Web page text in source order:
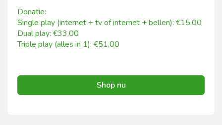
Donatie:
Single play (internet + tv of internet + bellen): €15,00
Dual play: €33,00
Triple play (alles in 1): €51,00
Shop nu